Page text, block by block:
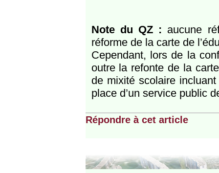
Note du QZ : aucune
réforme de la carte de
Cependant, lors de la
outre la refonte de la
de mixité scolaire
place d’un service public
Répondre à cet article